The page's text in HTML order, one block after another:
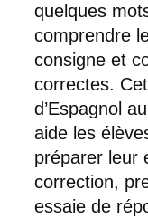
quelques
comprendre
consigne et
correctes.
d’Espagnol
aide les
préparer leur
correction,
essaie de